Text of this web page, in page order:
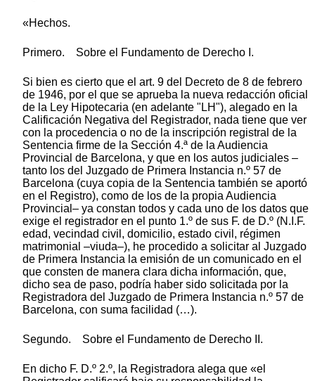
«Hechos.
Primero. Sobre el Fundamento de Derecho I.
Si bien es cierto que el art. 9 del Decreto de 8 de febrero
de 1946, por el que se aprueba la nueva redacción oficial
de la Ley Hipotecaria (en adelante "LH"), alegado en la
Calificación Negativa del Registrador, nada tiene que ver
con la procedencia o no de la inscripción registral de la
Sentencia firme de la Sección 4.ª de la Audiencia
Provincial de Barcelona, y que en los autos judiciales –
tanto los del Juzgado de Primera Instancia n.º 57 de
Barcelona (cuya copia de la Sentencia también se aportó
en el Registro), como de los de la propia Audiencia
Provincial– ya constan todos y cada uno de los datos que
exige el registrador en el punto 1.º de sus F. de D.º (N.I.F.
edad, vecindad civil, domicilio, estado civil, régimen
matrimonial –viuda–), he procedido a solicitar al Juzgado
de Primera Instancia la emisión de un comunicado en el
que consten de manera clara dicha información, que,
dicho sea de paso, podría haber sido solicitada por la
Registradora del Juzgado de Primera Instancia n.º 57 de
Barcelona, con suma facilidad (…).
Segundo. Sobre el Fundamento de Derecho II.
En dicho F. D.º 2.º, la Registradora alega que «el